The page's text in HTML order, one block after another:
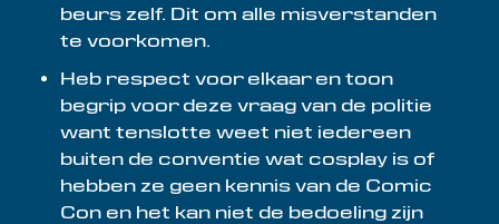
beurs zelf. Dit om alle misverstanden
te voorkomen.
Heb respect voor elkaar en toon
begrip voor deze vraag van de politie
want tenslotte weet niet iedereen
buiten de conventie wat cosplay is of
hebben ze geen kennis van de Comic
Con en het kan niet de bedoeling zijn